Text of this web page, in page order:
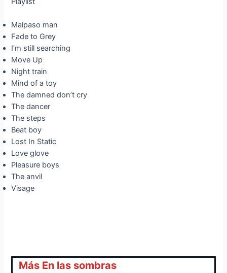
Malpaso man
Fade to Grey
I’m still searching
Move Up
Night train
Mind of a toy
The damned don’t cry
The dancer
The steps
Beat boy
Lost In Static
Love glove
Pleasure boys
The anvil
Visage
Más En las sombras